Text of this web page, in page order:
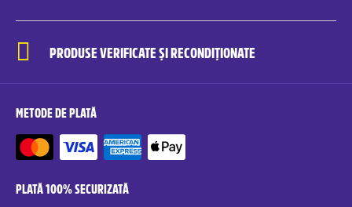
PRODUSE VERIFICATE ȘI RECONDIȚIONATE
METODE DE PLATĂ
PLATĂ 100% SECURIZATĂ